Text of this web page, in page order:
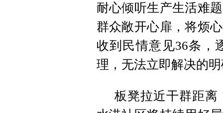
耐心倾听生产生活难
群众敞开心扉，将烦
收到民情意见36条，
理，无法立即解决的
板凳拉近干群距离